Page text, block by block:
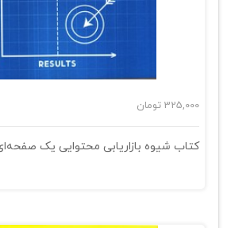
325,000 تومان
کتاب شیوه بازاریابی محتوایی یک